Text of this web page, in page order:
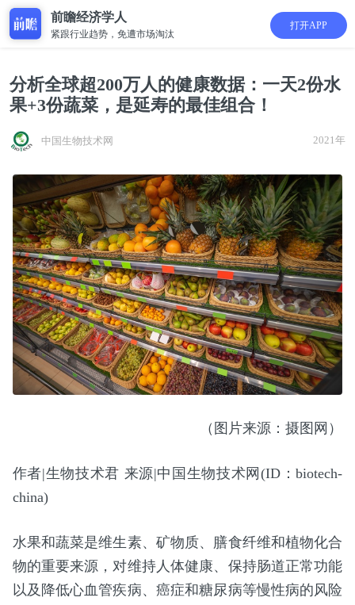
前瞻经济学人
紧跟行业趋势，免遭市场淘汰
打开APP
分析全球超200万人的健康数据：一天2份水
果+3份蔬菜，是延寿的最佳组合！
中国生物技术网 2021年
（图片来源：摄图网）
作者|生物技术君 来源|中国生物技术网(ID：biotech-
china)
水果和蔬菜是维生素、矿物质、膳食纤维和植物化合
物的重要来源，对维持人体健康、保持肠道正常功能
以及降低心血管疾病、癌症和糖尿病等慢性病的风险